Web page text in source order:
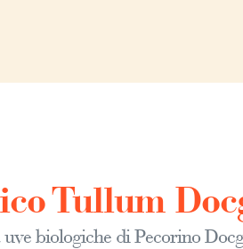
Tullum
biologiche di Pecorino